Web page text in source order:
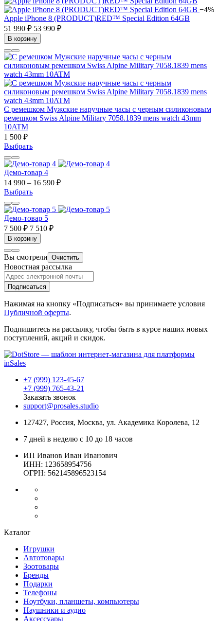
−4%
Apple iPhone 8 (PRODUCT)RED™ Special Edition 64GB
51 990 ₽ 53 990 ₽
В корзину
С ремешком Мужские наручные часы с черным силиконовым
ремешком Swiss Alpine Military 7058.1839 mens watch 43mm
10ATM
1 500 ₽
Выбрать
Демо-товар 4
14 990 – 16 590 ₽
Выбрать
Демо-товар 5
7 500 ₽ 7 510 ₽
В корзину
Вы смотрели Очистить
Новостная рассылка
Подписаться
Нажимая на кнопку «Подписаться» вы принимаете условия
Публичной оферты.
Подпишитесь на рассылку, чтобы быть в курсе наших новых
поступлений, акций и скидок.
+7 (999) 123-45-67
+7 (999) 765-43-21
Заказать звонок
support@prosales.studio
127427, Россия, Москва, ул. Академика Королева, 12
7 дней в неделю с 10 до 18 часов
ИП Иванов Иван Иванович
ИНН: 123658954756
ОГРН: 562145896523154
Каталог
Игрушки
Автотовары
Зоотовары
Бренды
Подарки
Телефоны
Ноутбуки, планшеты, компьютеры
Наушники и аудио
Аксессуары